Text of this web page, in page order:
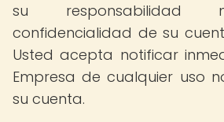
su responsabilidad
confidencialidad de su
Usted acepta notificar
Empresa de cualquier uso
su cuenta.